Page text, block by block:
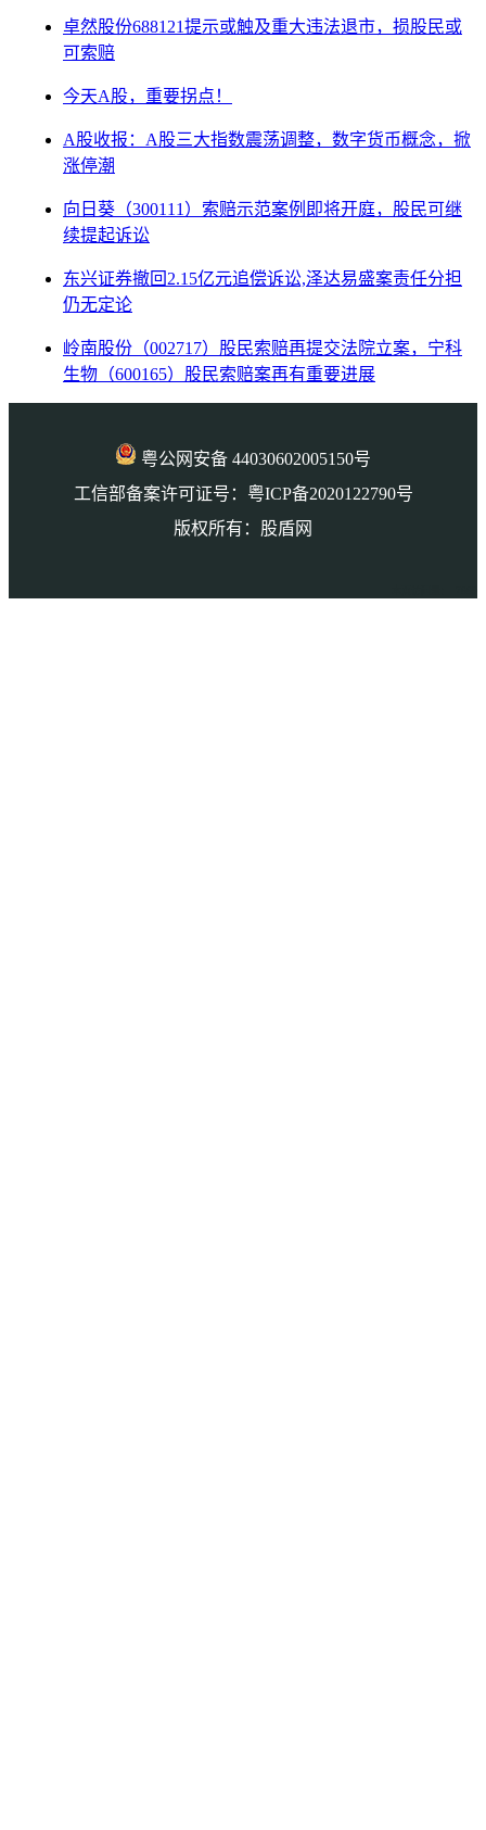
卓然股份688121提示或触及重大违法退市，损股民或
可索赔
今天A股，重要拐点！
A股收报：A股三大指数震荡调整，数字货币概念，掀
涨停潮
向日葵（300111）索赔示范案例即将开庭，股民可继
续提起诉讼
东兴证券撤回2.15亿元追偿诉讼,泽达易盛案责任分担
仍无定论
岭南股份（002717）股民索赔再提交法院立案，宁科
生物（600165）股民索赔案再有重要进展
粤公网安备 44030602005150号
工信部备案许可证号：粤ICP备2020122790号
版权所有：股盾网